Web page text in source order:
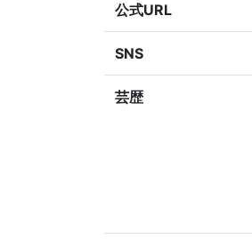
公式URL
SNS
芸歴